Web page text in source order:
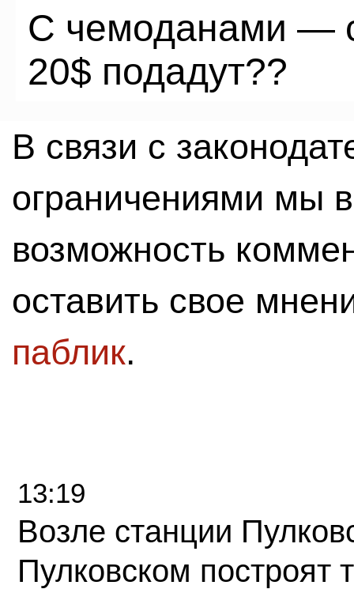
С чемоданами —
20$ подадут??
В связи с
ограничениями мы
возможность
оставить свое
паблик.
13:19
Возле станции
Пулковском построят